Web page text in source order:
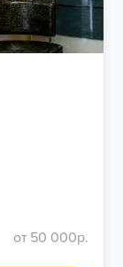
от 50 000р.